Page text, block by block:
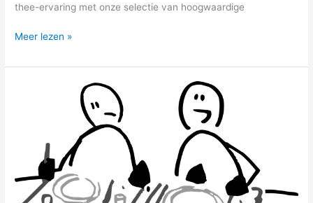
thee-ervaring met onze selectie van hoogwaardige
Meer lezen »
moderne
horeca
kassasysteem